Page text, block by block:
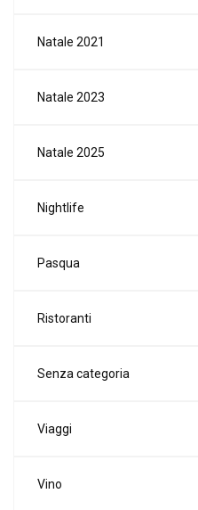
Natale 2021
Natale 2023
Natale 2025
Nightlife
Pasqua
Ristoranti
Senza categoria
Viaggi
Vino